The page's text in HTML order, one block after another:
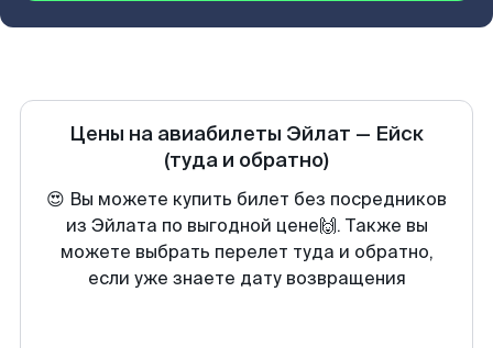
Цены на авиабилеты Эйлат — Ейск
(туда и обратно)
😍 Вы можете купить билет без посредников
из Эйлата по выгодной цене🙌. Также вы
можете выбрать перелет туда и обратно,
если уже знаете дату возвращения